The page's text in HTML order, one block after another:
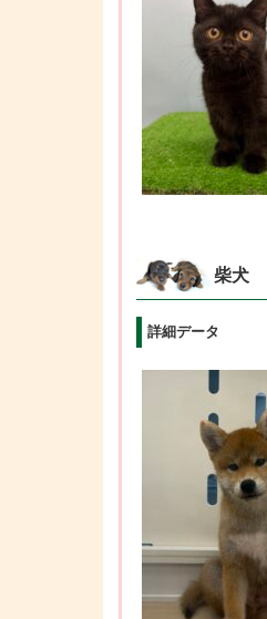
柴犬
詳細データ